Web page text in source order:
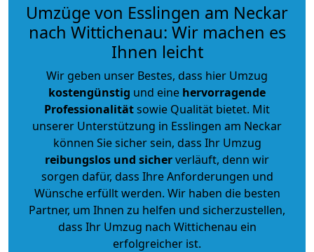
Umzüge von Esslingen am Neckar
nach Wittichenau: Wir machen es
Ihnen leicht
Wir geben unser Bestes, dass hier Umzug
kostengünstig und eine hervorragende
Professionalitätsowie Qualität bietet. Mit
unserer Unterstützung in Esslingen am Neckar
können Sie sicher sein, dass Ihr Umzug
reibungslos und sicherverläuft, denn wir
sorgen dafür, dass Ihre Anforderungen und
Wünsche erfüllt werden. Wir haben die besten
Partner, um Ihnen zu helfen und sicherzustellen,
dass Ihr Umzug nach Wittichenau ein
erfolgreicher ist.